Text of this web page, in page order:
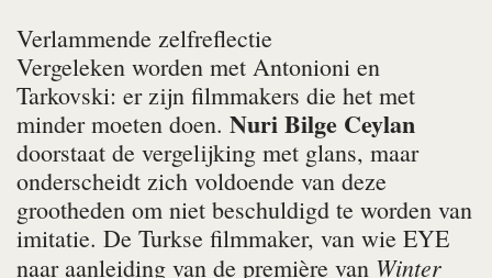
Verlammende zelfreflectie
Vergeleken worden met Antonioni en
Tarkovski: er zijn filmmakers die het met
minder moeten doen. Nuri Bilge Ceylan
doorstaat de vergelijking met glans, maar
onderscheidt zich voldoende van deze
grootheden om niet beschuldigd te worden van
imitatie. De Turkse filmmaker, van wie EYE
naar aanleiding van de première van Winter